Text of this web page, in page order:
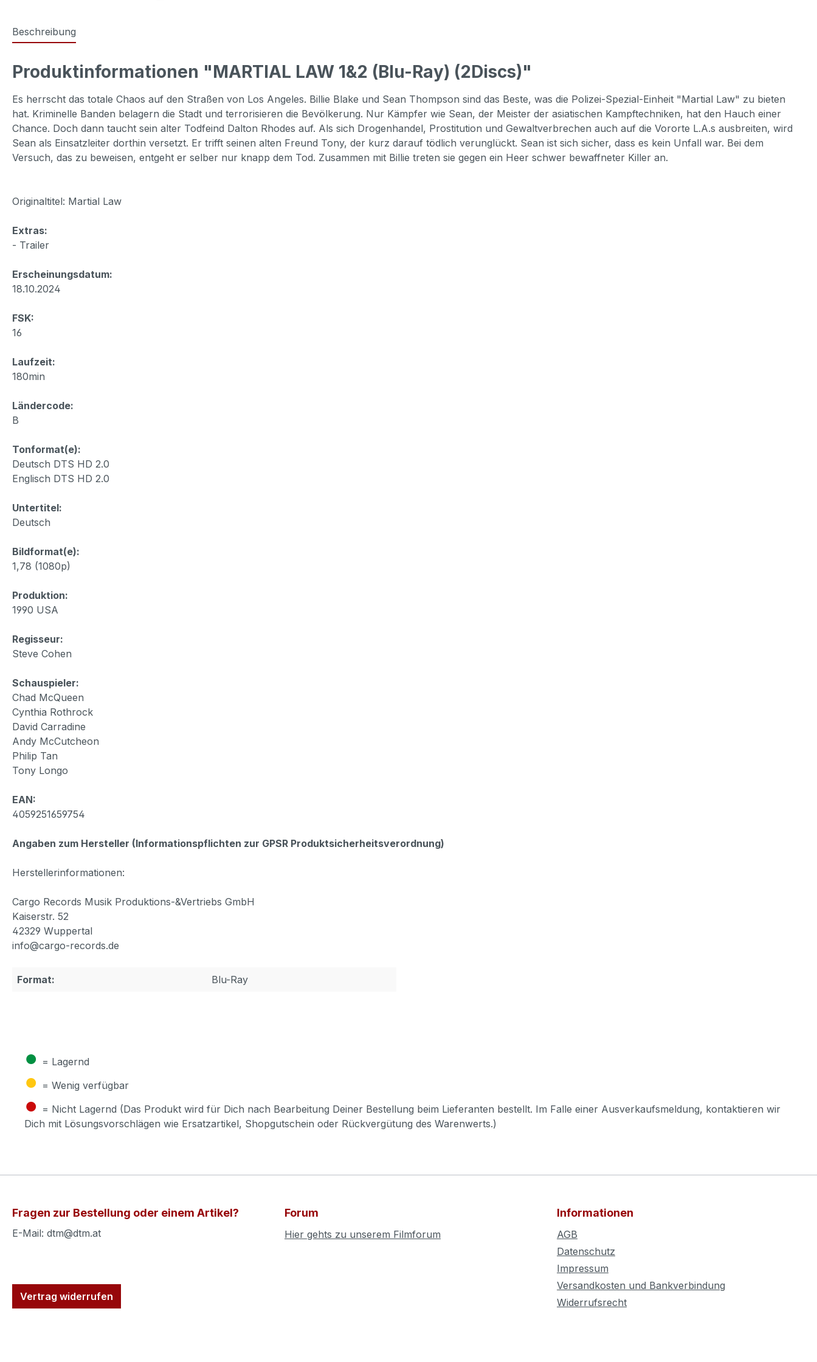
Beschreibung
Produktinformationen "MARTIAL LAW 1&2 (Blu-Ray) (2Discs)"
Es herrscht das totale Chaos auf den Straßen von Los Angeles. Billie Blake und Sean Thompson sind das Beste, was die Polizei-Spezial-Einheit "Martial Law" zu bieten
hat. Kriminelle Banden belagern die Stadt und terrorisieren die Bevölkerung. Nur Kämpfer wie Sean, der Meister der asiatischen Kampftechniken, hat den Hauch einer
Chance. Doch dann taucht sein alter Todfeind Dalton Rhodes auf. Als sich Drogenhandel, Prostitution und Gewaltverbrechen auch auf die Vororte L.A.s ausbreiten, wird
Sean als Einsatzleiter dorthin versetzt. Er trifft seinen alten Freund Tony, der kurz darauf tödlich verunglückt. Sean ist sich sicher, dass es kein Unfall war. Bei dem
Versuch, das zu beweisen, entgeht er selber nur knapp dem Tod. Zusammen mit Billie treten sie gegen ein Heer schwer bewaffneter Killer an.
Originaltitel: Martial Law
Extras:
- Trailer
Erscheinungsdatum:
18.10.2024
FSK:
16
Laufzeit:
180min
Ländercode:
B
Tonformat(e):
Deutsch DTS HD 2.0
Englisch DTS HD 2.0
Untertitel:
Deutsch
Bildformat(e):
1,78 (1080p)
Produktion:
1990 USA
Regisseur:
Steve Cohen
Schauspieler:
Chad McQueen
Cynthia Rothrock
David Carradine
Andy McCutcheon
Philip Tan
Tony Longo
EAN:
4059251659754
Angaben zum Hersteller (Informationspflichten zur GPSR Produktsicherheitsverordnung)
Herstellerinformationen:
Cargo Records Musik Produktions-&Vertriebs GmbH
Kaiserstr. 52
42329 Wuppertal
info@cargo-records.de
Format: Blu-Ray
● = Lagernd
● = Wenig verfügbar
● = Nicht Lagernd (Das Produkt wird für Dich nach Bearbeitung Deiner Bestellung beim Lieferanten bestellt. Im Falle einer Ausverkaufsmeldung, kontaktieren wir
Dich mit Lösungsvorschlägen wie Ersatzartikel, Shopgutschein oder Rückvergütung des Warenwerts.)
Fragen zur Bestellung oder einem Artikel?
E-Mail: dtm@dtm.at
Vertrag widerrufen
Forum
Hier gehts zu unserem Filmforum
Informationen
AGB
Datenschutz
Impressum
Versandkosten und Bankverbindung
Widerrufsrecht